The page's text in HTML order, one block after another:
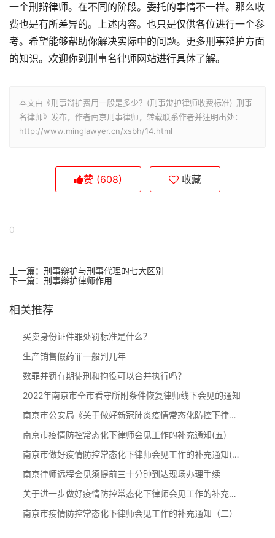
一个刑辩律师。在不同的阶段。委托的事情不一样。那么收
费也是有所差异的。上述内容。也只是仅供各位进行一个参
考。希望能够帮助你解决实际中的问题。更多刑事辩护方面
的知识。欢迎你到刑事名律师网站进行具体了解。
本文由《刑事辩护费用一般是多少？(刑事辩护律师收费标准)_刑事
名律师》发布，作者南京刑事律师，转载联系作者并注明出处：
http://www.minglawyer.cn/xsbh/14.html
赞 (608) 收藏
0
上一篇： 刑事辩护与刑事代理的七大区别
下一篇： 刑事辩护律师作用
相关推荐
买卖身份证件罪处罚标准是什么？
生产销售假药罪一般判几年
数罪并罚有期徒刑和拘役可以合并执行吗？
2022年南京市全市看守所附条件恢复律师线下会见的通知
南京市公安局《关于做好新冠肺炎疫情常态化防控下律师现场会见工作的通知》
南京市疫情防控常态化下律师会见工作的补充通知(五)
南京市做好疫情防控常态化下律师会见工作的补充通知(四)
南京律师远程会见须提前三十分钟到达现场办理手续
关于进一步做好疫情防控常态化下律师会见工作的补充通知（三）
南京市疫情防控常态化下律师会见工作的补充通知（二）